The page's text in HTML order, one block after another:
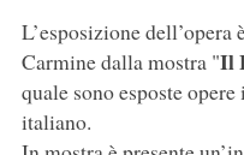
L’esposizione
Carmine dalla mostra "Il
quale sono esposte
italiano.